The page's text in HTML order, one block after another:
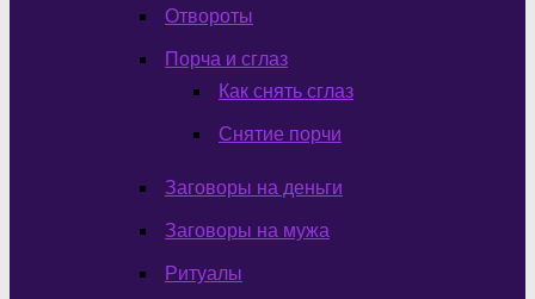
Отвороты
Порча и сглаз
Как снять сглаз
Снятие порчи
Заговоры на деньги
Заговоры на мужа
Ритуалы